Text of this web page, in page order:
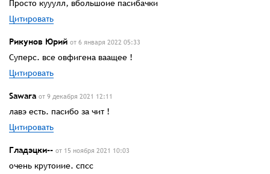
Просто кууулл, вбольшоие пасибачки
Цитировать
Рикунов Юрий от 6 января 2022 05:33
Суперс. все овфигена ваащее !
Цитировать
Sawara от 9 декабря 2021 12:11
лавэ есть. пасибо за чит !
Цитировать
Гладэцки-- от 15 ноября 2021 10:03
очень крутоиие. спсс